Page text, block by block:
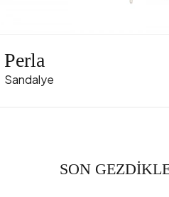
Perla
Sandalye
SON